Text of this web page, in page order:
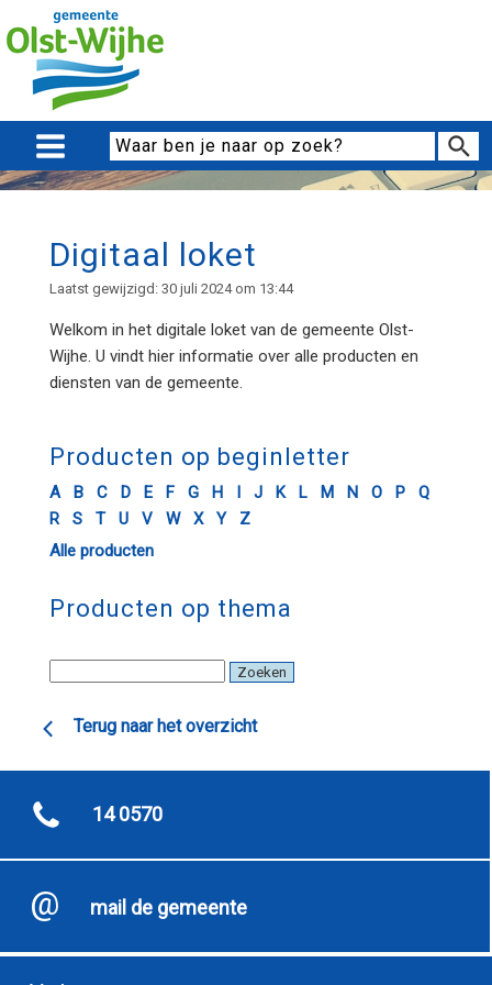
Digitaal loket
Laatst gewijzigd: 30 juli 2024 om 13:44
Welkom in het digitale loket van de gemeente Olst-
Wijhe. U vindt hier informatie over alle producten en
diensten van de gemeente.
Producten op beginletter
A B C D E F G H I J K L M N O P
Q
R
S T U V W X Y
Z
Alle producten
Producten op thema
Terug naar het overzicht
14 0570
mail de gemeente